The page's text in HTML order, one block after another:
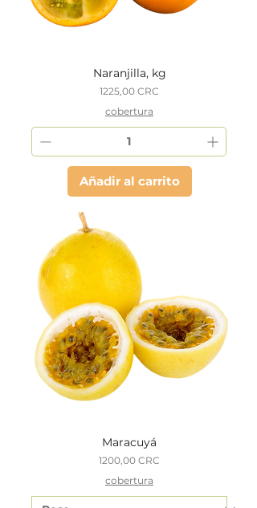
Naranjilla, kg
Precio
1225,00 CRC
cobertura
Añadir al carrito
Maracuyá
Precio
1200,00 CRC
cobertura